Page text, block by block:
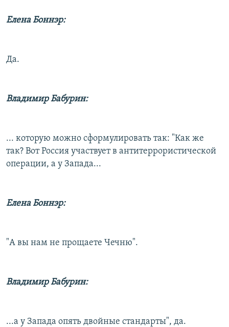
Елена Боннэр:
Да.
Владимир Бабурин:
... которую можно сформулировать так: "Как же
так? Вот Россия участвует в антитеррористической
операции, а у Запада...
Елена Боннэр:
"А вы нам не прощаете Чечню".
Владимир Бабурин:
...а у Запада опять двойные стандарты", да.